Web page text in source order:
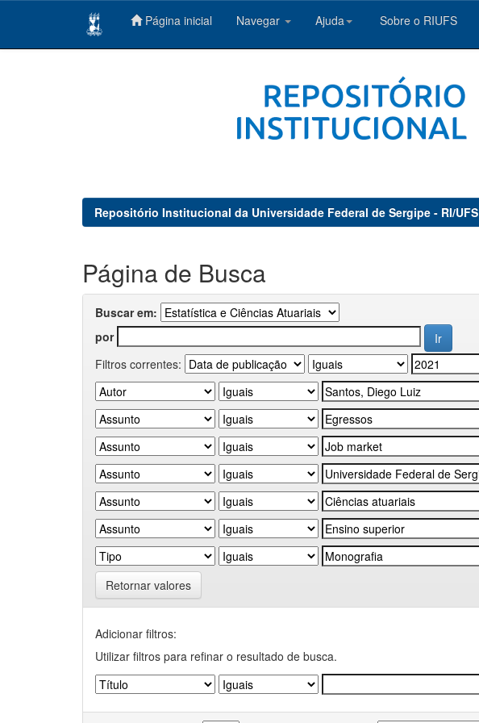
Página inicial Navegar Ajuda Sobre o RIUFS
Repositório Institucional da Universidade Federal de Sergipe - RI/UFS
Página de Busca
Buscar em:
por
Filtros correntes:
Retornar valores
Adicionar filtros:
Utilizar filtros para refinar o resultado de busca.